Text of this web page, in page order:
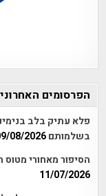
הפרסומים
פלא עתיק בלב
בשלמותם 08/2026
הסיפור מאחורי מטוס
11/07/2026